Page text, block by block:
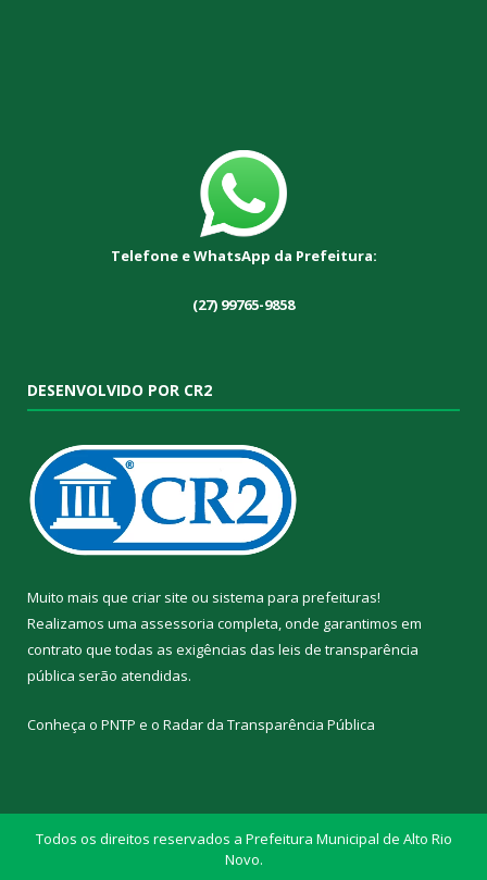
Telefone e WhatsApp da Prefeitura:
(27) 99765-9858
DESENVOLVIDO POR CR2
Muito mais que criar site ou sistema para prefeituras!
Realizamos uma assessoria completa, onde garantimos em
contrato que todas as exigências das leis de transparência
pública serão atendidas.
Conheça o PNTP e o Radar da Transparência Pública
Todos os direitos reservados a Prefeitura Municipal de Alto Rio
Novo.